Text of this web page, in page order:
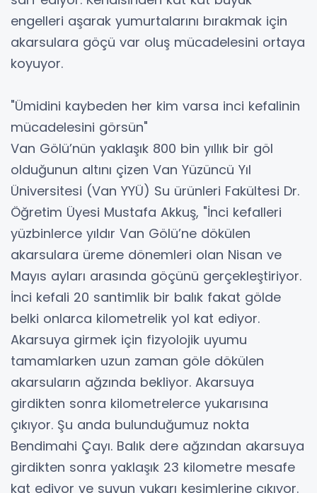
engelleri aşarak yumurtalarını bırakmak için
akarsulara göçü var oluş mücadelesini ortaya
koyuyor.
"Ümidini kaybeden her kim varsa inci kefalinin
mücadelesini görsün"
Van Gölü’nün yaklaşık 800 bin yıllık bir göl
olduğunun altını çizen Van Yüzüncü Yıl
Üniversitesi (Van YYÜ) Su ürünleri Fakültesi Dr.
Öğretim Üyesi Mustafa Akkuş, "İnci kefalleri
yüzbinlerce yıldır Van Gölü’ne dökülen
akarsulara üreme dönemleri olan Nisan ve
Mayıs ayları arasında göçünü gerçekleştiriyor.
İnci kefali 20 santimlik bir balık fakat gölde
belki onlarca kilometrelik yol kat ediyor.
Akarsuya girmek için fizyolojik uyumu
tamamlarken uzun zaman göle dökülen
akarsuların ağzında bekliyor. Akarsuya
girdikten sonra kilometrelerce yukarısına
çıkıyor. Şu anda bulunduğumuz nokta
Bendimahi Çayı. Balık dere ağzından akarsuya
girdikten sonra yaklaşık 23 kilometre mesafe
kat ediyor ve suyun yukarı kesimlerine çıkıyor.